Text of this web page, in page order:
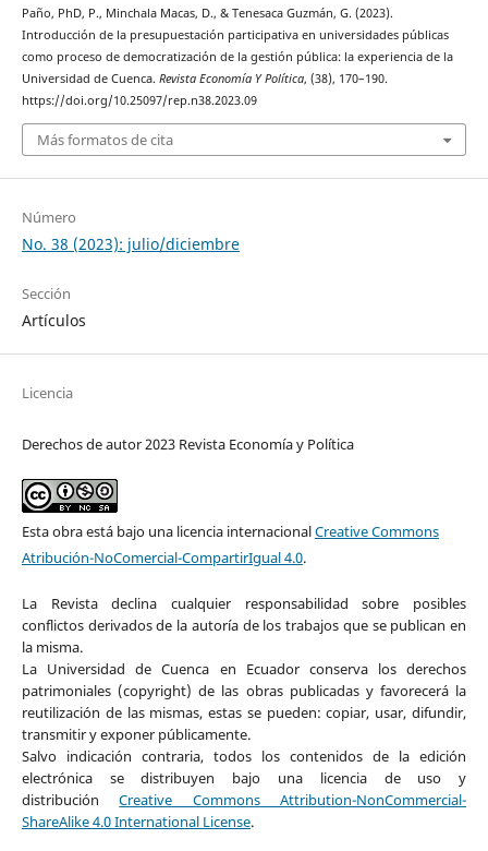
Paño, PhD, P., Minchala Macas, D., & Tenesaca Guzmán, G. (2023).
Introducción de la presupuestación participativa en universidades públicas
como proceso de democratización de la gestión pública: la experiencia de la
Universidad de Cuenca. Revista Economía Y Política, (38), 170–190.
https://doi.org/10.25097/rep.n38.2023.09
Más formatos de cita
Número
No. 38 (2023): julio/diciembre
Sección
Artículos
Licencia
Derechos de autor 2023 Revista Economía y Política
Esta obra está bajo una licencia internacionalCreative Commons
Atribución-NoComercial-CompartirIgual 4.0.
La Revista declina cualquier responsabilidad sobre posibles
conflictos derivados de la autoría de los trabajos que se publican en
la misma.
La Universidad de Cuenca en Ecuador conserva los derechos
patrimoniales (copyright) de las obras publicadas y favorecerá la
reutilización de las mismas, estas se pueden: copiar, usar, difundir,
transmitir y exponer públicamente.
Salvo indicación contraria, todos los contenidos de la edición
electrónica se distribuyen bajo una licencia de uso y
distribuciónCreative Commons Attribution-NonCommercial-
ShareAlike 4.0 International License.